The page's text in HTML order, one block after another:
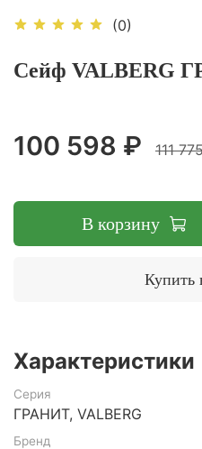
(0)
Сейф VALBERG
100 598 ₽ 111
В корзину
Купить
Характеристики
Серия
ГРАНИТ, VALBERG
Бренд